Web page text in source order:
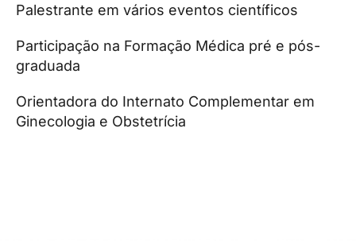
Palestrante em vários eventos científicos
Participação na Formação Médica pré e pós-
graduada
Orientadora do Internato Complementar em
Ginecologia e Obstetrícia